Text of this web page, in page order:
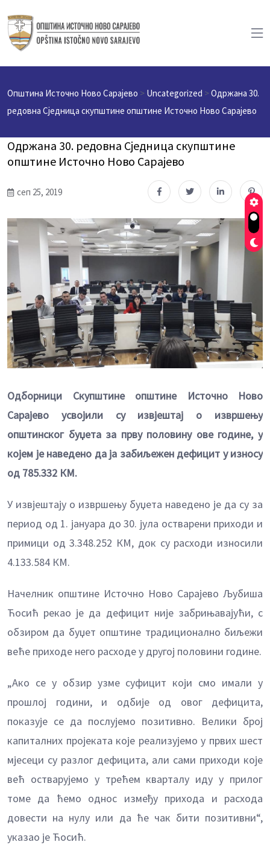
Општина Источно Ново Сарајево > Uncategorized >Одржана 30.
редовна Сједница скупштине општине Источно Ново Сарајево
Одржана 30. редовна Сједница скупштине
општине Источно Ново Сарајево
сеп 25, 2019
Одборници Скупштине општине Источно Ново
Сарајево усвојили су извјештај о извршењу
општинског буџета за прву половину ове године, у
којем је наведено да ја забиљежен дефицит у износу
од 785.332 КМ.
У извјештају о извршењу буџета наведено је да су за
период од 1. јануара до 30. јула остварени приходи и
примици од 3.348.252 КМ, док су расходи износили
4.133.584 КМ.
Начелник општине Источно Ново Сарајево Љубиша
Ћосић рекао је да дефицит није забрињавајући, с
обзиром да буџет општине традиционално биљежи
веће приходе него расходе у другој половини године.
„Ако се у обзир узме суфицит који смо имали у
прошлој години, и одбије од овог дефицита,
показује се да послујемо позитивно. Велики број
капиталних пројеката које реализујемо у првих шест
мјесеци су разлог дефицита, али сами приходи које
већ остварујемо у трећем кварталу иду у прилог
томе да ћемо однос између прихода и расхода
довести на нулу или да ће чак бити позитивни“,
указао је Ћосић.